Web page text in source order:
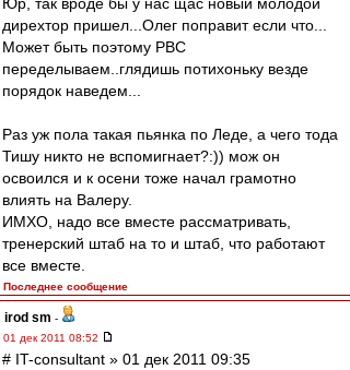
дирехтор пришел...Олег поправит если что...
Может быть поэтому РВС
переделываем..глядишь потихоньку везде
порядок наведем...
Раз уж пола такая пьянка по Леде, а чего тода
Тишу никто не вспомигнает?:)) мож он
освоился и к осени тоже начал грамотно
влиять на Валеру.
ИМХО, надо все вместе рассматривать,
тренерский штаб на то и штаб, что работают
все вместе.
Последнее сообщение
irod sm -
01 дек 2011 08:52
# IT-consultant » 01 дек 2011 09:35